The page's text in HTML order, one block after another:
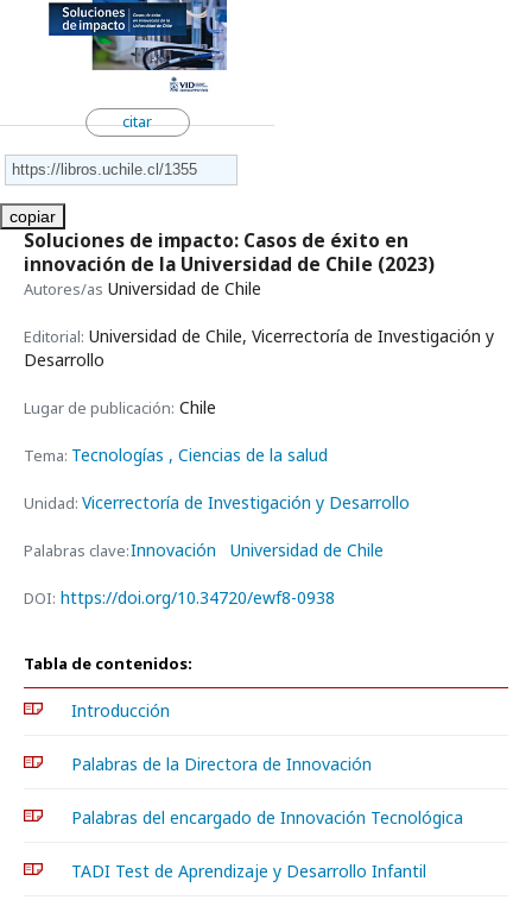
citar
copiar
Soluciones de impacto: Casos de éxito en
innovación de la Universidad de Chile (2023)
Autores/as Universidad de Chile
Editorial: Universidad de Chile, Vicerrectoría de Investigación y
Desarrollo
Lugar de publicación: Chile
Tema: Tecnologías , Ciencias de la salud
Unidad: Vicerrectoría de Investigación y Desarrollo
Palabras clave:Innovación Universidad de Chile
DOI: https://doi.org/10.34720/ewf8-0938
Tabla de contenidos:
Introducción
Palabras de la Directora de Innovación
Palabras del encargado de Innovación Tecnológica
TADI Test de Aprendizaje y Desarrollo Infantil